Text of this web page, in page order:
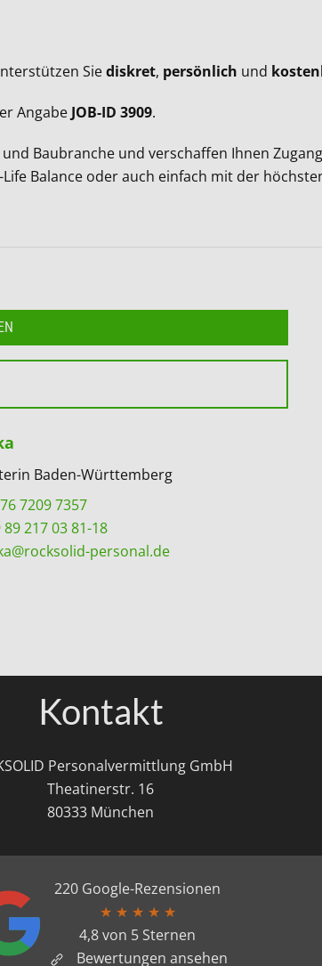
Siediskret, persönlich und
Angabe JOB-ID 3909.
Baubranche und verschaffen Ihnen
Balance oder auch einfach mit der
Baden-Württemberg
7209 7357
89 217 03 81-18
personal.de
Kontakt
Personalvermittlung GmbH
Theatinerstr. 16
80333 München
220 Google-Rezensionen
★ ★ ★ ★ ★
4,8 von 5 Sternen
Bewertungen ansehen